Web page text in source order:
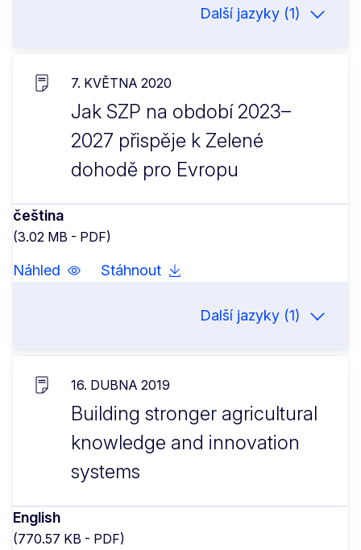
Další jazyky (1)
7. KVĚTNA 2020
Jak SZP na období 2023–
2027 přispěje k Zelené
dohodě pro Evropu
čeština
(3.02 MB - PDF)
Náhled Stáhnout
Další jazyky (1)
16. DUBNA 2019
Building stronger agricultural
knowledge and innovation
systems
English
(770.57 KB - PDF)